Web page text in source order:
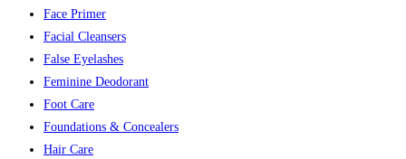
Face Primer
Facial Cleansers
False Eyelashes
Feminine Deodorant
Foot Care
Foundations & Concealers
Hair Care